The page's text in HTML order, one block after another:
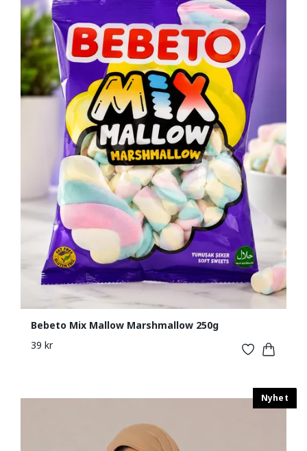
Bebeto Mix Mallow Marshmallow 250g
39 kr
Nyhet